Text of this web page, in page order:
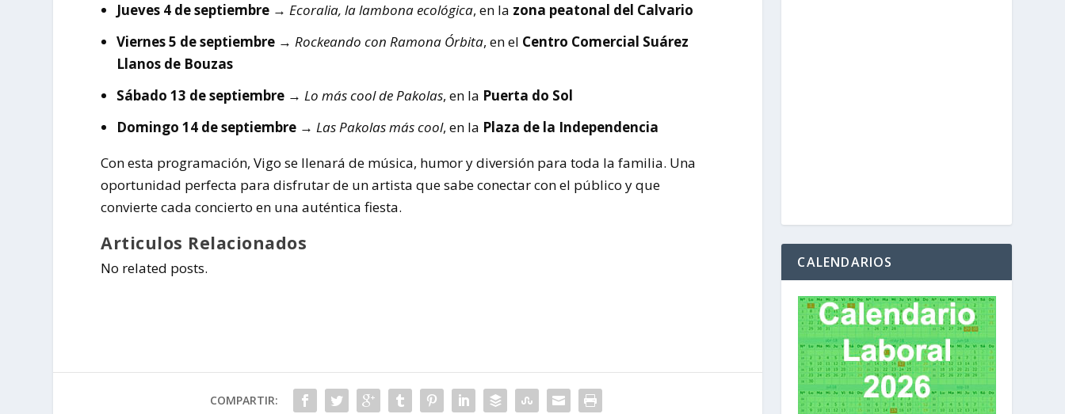
Jueves 4 de septiembre→ Ecoralia, la lambona ecológica, en la zona peatonal del Calvario
Viernes 5 de septiembre→ Rockeando con Ramona Órbita, en el Centro Comercial Suárez
Llanos de Bouzas
Sábado 13 de septiembre→ Lo más cool de Pakolas, en la Puerta do Sol
Domingo 14 de septiembre→ Las Pakolas más cool, en la Plaza de la Independencia
Con esta programación, Vigo se llenará de música, humor y diversión para toda la familia. Una
oportunidad perfecta para disfrutar de un artista que sabe conectar con el público y que
convierte cada concierto en una auténtica fiesta.
Articulos Relacionados
No related posts.
COMPARTIR:
CALENDARIOS